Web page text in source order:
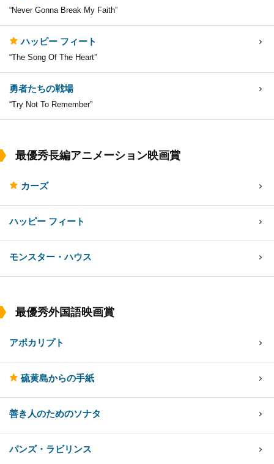
“Never Gonna Break My Faith”
ハッピー フィート
“The Song Of The Heart”
勇者たちの戦場
“Try Not To Remember”
最優秀長編アニメーション映画賞
カーズ
ハッピー フィート
モンスター・ハウス
最優秀外国語映画賞
アポカリプト
硫黄島からの手紙
善き人のためのソナタ
パンズ・ラビリンス